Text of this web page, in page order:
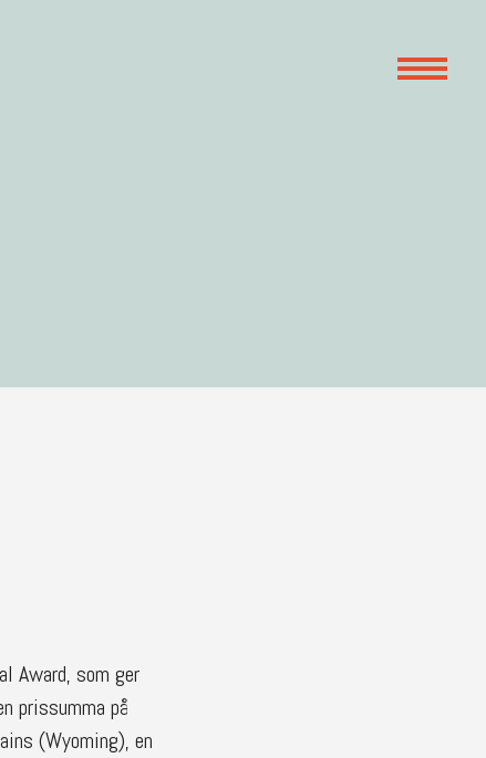
Award, som ger
prissumma på
(Wyoming), en